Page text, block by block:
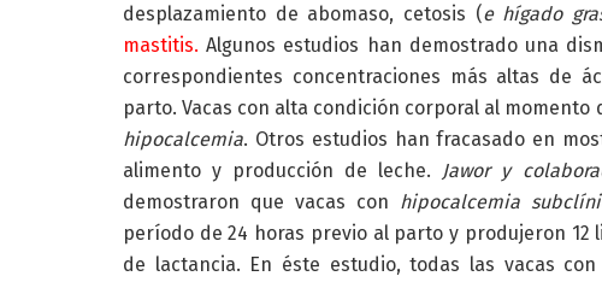
desplazamiento de abomaso, cetosis (e hígado
mastitis. Algunos estudios han demostrado una
correspondientes concentraciones más altas de
parto. Vacas con alta condición corporal al
hipocalcemia. Otros estudios han fracasado en
alimento y producción de leche. Jawor y
demostraron que vacas con hipocalcemia
período de 24 horas previo al parto y produjeron 12
de lactancia. En éste estudio, todas las vacas